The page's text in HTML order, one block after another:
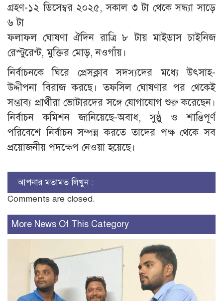
গ্রহণ-১২ ডিসেম্বর ২০২৫, সকাল ৩ টা থেকে সন্ধ্যা সাড়ে
৬ টা
ফলাফল ঘোষণা ঐদিন রাত্রি ৮ টায় মাইডাস চাইনিজ
রেস্টুরেন্ট, মুক্তির মোড়, নওগাঁয়।
নির্বাচনকে ঘিরে প্রেসক্লাব সদস্যদের মধ্যে উৎসাহ-
উদ্দীপনা বিরাজ করছে। তফসিল ঘোষণার পর থেকেই
সম্ভাব্য প্রার্থীরা ভোটারদের সঙ্গে যোগাযোগ শুরু করেছেন।
নির্বাচন কমিশন জানিয়েছে-অবাধ, সুষ্ঠু ও শান্তিপূর্ণ
পরিবেশে নির্বাচন সম্পন্ন করতে তাদের পক্ষ থেকে সব
প্রয়োজনীয় পদক্ষেপ নেওয়া হয়েছে।
আপনার মতামত লিখুন :
Comments are closed.
More News Of This Category